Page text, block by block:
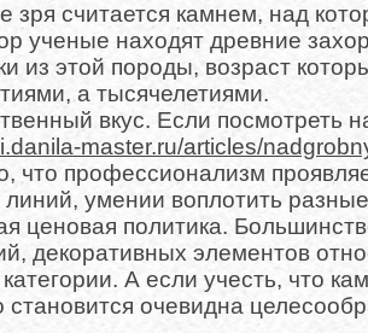
зря считается камнем, над
ученые находят древние
из этой породы, возраст
а тысячелетиями.
вкус. Если посмотреть
master.ru/articles/
что профессионализм
линий, умении воплотить
ценовая политика.
декоративных элементов
А если учесть, что
становится очевидна